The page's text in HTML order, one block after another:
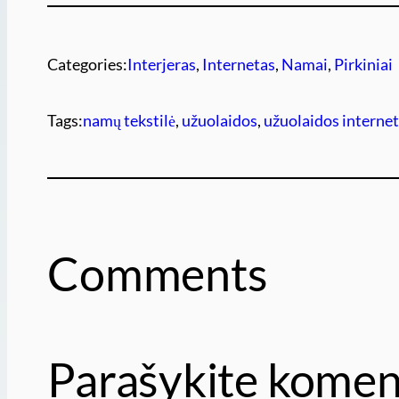
Categories:Interjeras, Internetas, Namai, Pirkiniai
Tags:namų tekstilė, užuolaidos, užuolaidos
Comments
Parašykite